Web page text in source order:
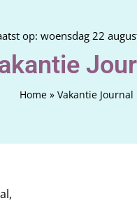
| Cursus
op: woensdag 22
Home» Vakantie Journal